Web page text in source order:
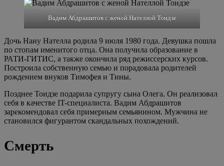
Вадим Абдрашитов с женой Нателлой Тоидзе
Дочь Нану Нателла родила 9 июля 1980 года. Девушка пошла
по стопам именитого отца. Она получила образование в
РАТИ-ГИТИС, а также окончила ряд режиссерских курсов.
Построила собственную семью и порадовала родителей
рождением внуков Тимофея и Тины.
Позднее Тоидзе подарила супругу сына Олега. Он реализовал
себя в качестве IT-специалиста. Вадим Абдрашитов
зарекомендовал себя примерным семьянином. Мужчина не
становился фигурантом скандальных похождений.
Смерть